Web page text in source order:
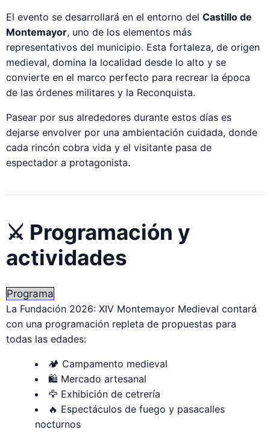
El evento se desarrollará en el entorno del Castillo de
Montemayor, uno de los elementos más
representativos del municipio. Esta fortaleza, de origen
medieval, domina la localidad desde lo alto y se
convierte en el marco perfecto para recrear la época
de las órdenes militares y la Reconquista.
Pasear por sus alrededores durante estos días es
dejarse envolver por una ambientación cuidada, donde
cada rincón cobra vida y el visitante pasa de
espectador a protagonista.
⚔ Programación y
actividades
Programa
La Fundación 2026: XIV Montemayor Medieval contará
con una programación repleta de propuestas para
todas las edades:
🏕 Campamento medieval
🛍 Mercado artesanal
🦅 Exhibición de cetrería
🔥 Espectáculos de fuego y pasacalles
nocturnos